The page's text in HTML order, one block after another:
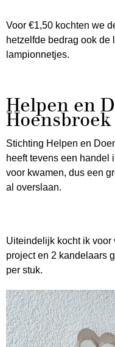
Voor €1,50 kochten we
hetzelfde bedrag ook de
lampionnetjes.
Helpen en
Hoensbroek
Stichting Helpen en
heeft tevens een handel
voor kwamen, dus een
al overslaan.
Uiteindelijk kocht ik voor
project en 2 kandelaars
per stuk.